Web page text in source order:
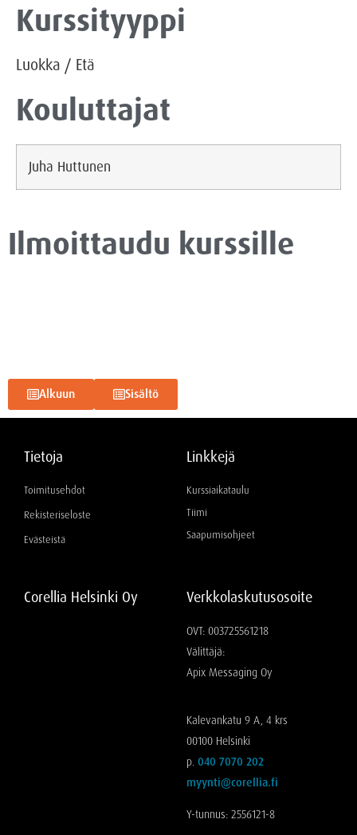
Kurssityyppi
Luokka / Etä
Kouluttajat
Juha Huttunen
Ilmoittaudu kurssille
Alkuun Sisältö
Tietoja
Toimitusehdot
Rekisteriseloste
Evästeistä
Linkkejä
Kurssiaikataulu
Tiimi
Saapumisohjeet
Corellia Helsinki Oy Verkkolaskutusosoite
OVT: 003725561218
Välittäjä:
Apix Messaging Oy
Kalevankatu 9 A, 4 krs
00100 Helsinki
p. 040 7070 202
myynti@corellia.fi
Y-tunnus: 2556121-8